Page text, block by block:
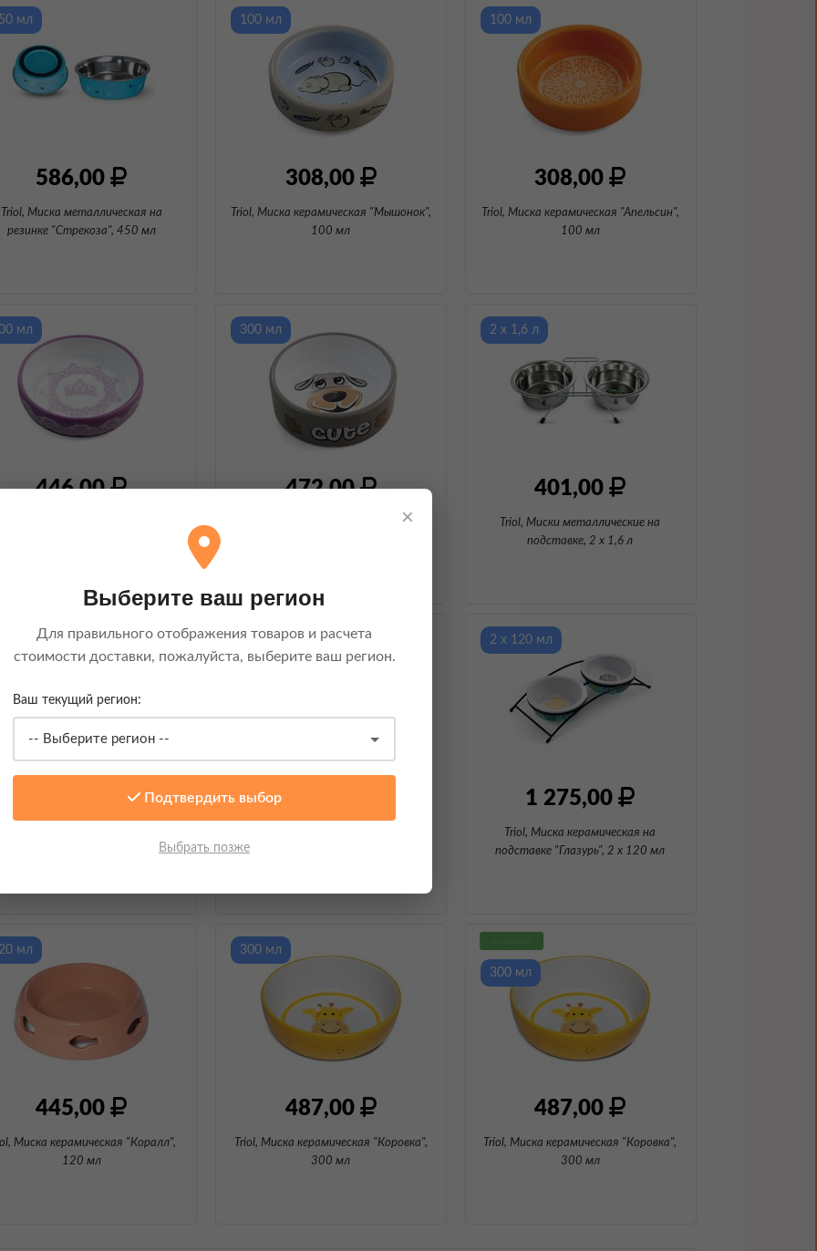
586,00
мл
Triol, Миска металлическая на
резинке "Стрекоза", 450 мл
308,00
100 мл
Triol, Миска керамическая "Мышонок",
100 мл
308,00
100 мл
Triol, Миска керамическая "Апельсин",
100 мл
446,00
мл
472,00
300 мл
Triol, Миска керамическая "Песик"
401,00
2 х 1,6 л
Triol, Миски металлические на
подставке, 2 х 1,6 л
мл
, 300
1 680,00
2 х 250 мл
подставке "Лакомка"
1 275,00
2 х 120 мл
Triol, Миска керамическая на
подставке "Глазурь", 2 х 120 мл
445,00
мл
Миска керамическая "Коралл",
120 мл
487,00
300 мл
Triol, Миска керамическая "Коровка",
300 мл
487,00
300 мл
Triol, Миска керамическая "Коровка",
300 мл
×
Выберите ваш регион
Для правильного отображения товаров и расчета
стоимости доставки, пожалуйста, выберите ваш регион.
Ваш текущий регион:
Подтвердить выбор
Выбрать позже